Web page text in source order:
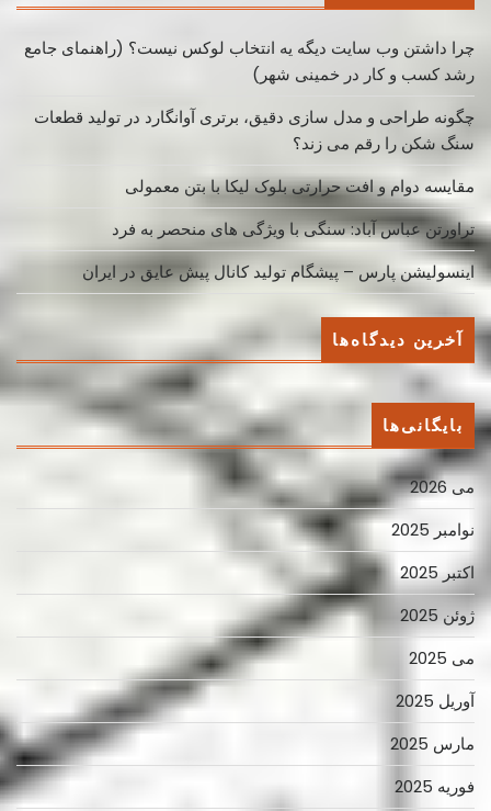
چرا داشتن وب سایت دیگه یه انتخاب لوکس نیست؟ (راهنمای جامع
رشد کسب ‌و کار در خمینی ‌شهر)
چگونه طراحی و مدل سازی دقیق، برتری آوانگارد در تولید قطعات
سنگ شکن را رقم می زند؟
مقایسه دوام و افت حرارتی بلوک لیکا با بتن معمولی
تراورتن عباس آباد: سنگی با ویژگی های منحصر به فرد
اینسولیشن پارس – پیشگام تولید کانال پیش عایق در ایران
آخرین دیدگاه‌ها
بایگانی‌ها
می 2026
نوامبر 2025
اکتبر 2025
ژوئن 2025
می 2025
آوریل 2025
مارس 2025
فوریه 2025